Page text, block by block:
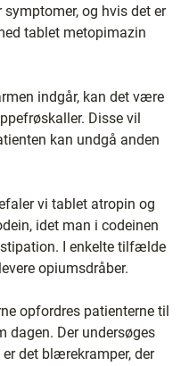
og hvis det er
tablet metopimazin
indgår, kan det være
Disse vil
kan undgå anden
vi tablet atropin og
idet man i codeinen
I enkelte tilfælde
opiumsdråber.
opfordres patienterne til
dagen. Der undersøges
det blærekramper, der